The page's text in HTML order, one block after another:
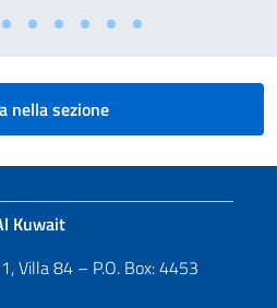
nella sezione
Kuwait
Villa 84 – P.O. Box: 4453